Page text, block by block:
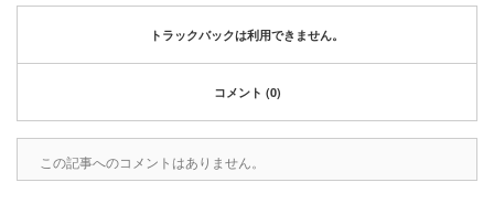
トラックバックは利用できません。
コメント (0)
この記事へのコメントはありません。